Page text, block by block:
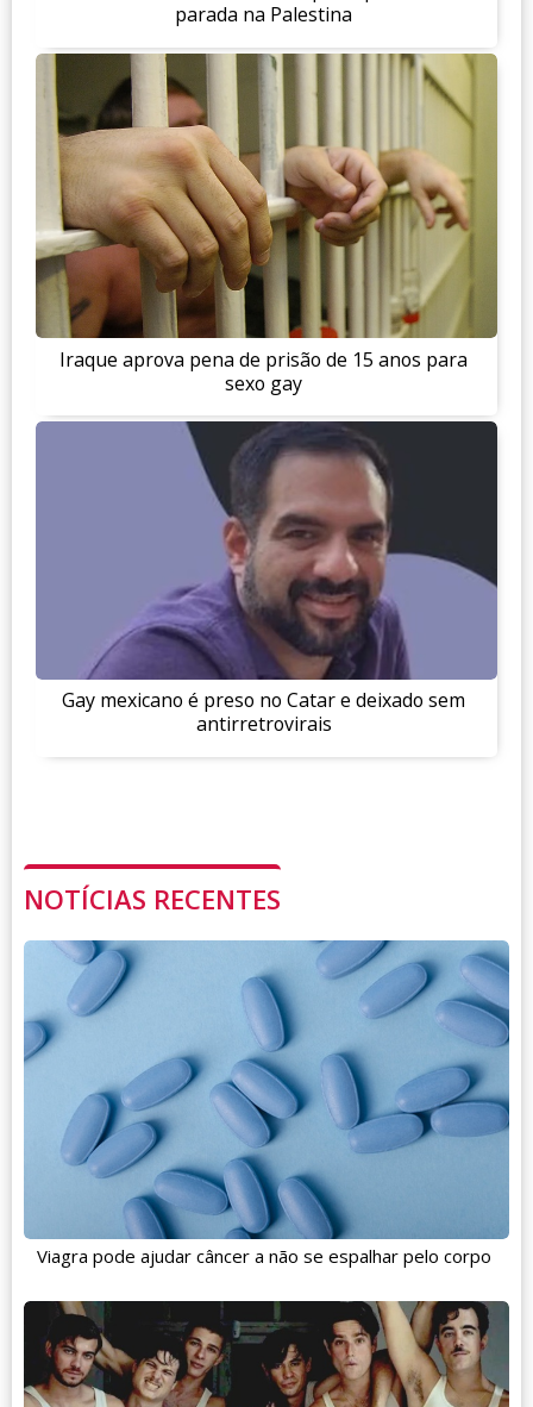
parada na Palestina
Iraque aprova pena de prisão de 15 anos para
sexo gay
Gay mexicano é preso no Catar e deixado sem
antirretrovirais
NOTÍCIAS RECENTES
Viagra pode ajudar câncer a não se espalhar pelo corpo